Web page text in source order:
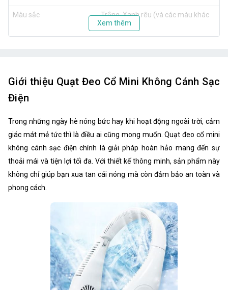
Màu sắc
Trắng, Xanh rêu (và các màu khác
tùy đợt)
Xem thêm
Giới thiệu Quạt Đeo Cổ Mini Không Cánh Sạc
Điện
Trong những ngày hè nóng bức hay khi hoạt động ngoài trời, cảm
giác mát mẻ tức thì là điều ai cũng mong muốn. Quạt đeo cổ mini
không cánh sạc điện chính là giải pháp hoàn hảo mang đến sự
thoải mái và tiện lợi tối đa. Với thiết kế thông minh, sản phẩm này
không chỉ giúp bạn xua tan cái nóng mà còn đảm bảo an toàn và
phong cách.